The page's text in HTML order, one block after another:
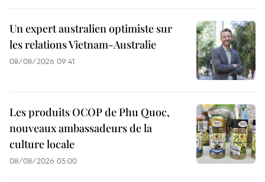
Un expert australien optimiste sur
les relations Vietnam-Australie
08/08/2026 09:41
Les produits OCOP de Phu Quoc,
nouveaux ambassadeurs de la
culture locale
08/08/2026 05:00